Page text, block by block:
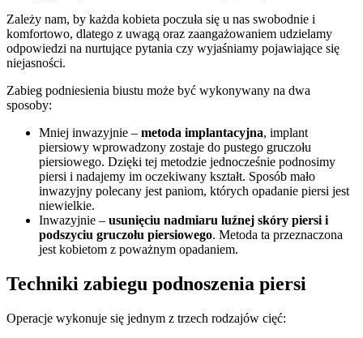
Zależy nam, by każda kobieta poczuła się u nas swobodnie i
komfortowo, dlatego z uwagą oraz zaangażowaniem udzielamy
odpowiedzi na nurtujące pytania czy wyjaśniamy pojawiające się
niejasności.
Zabieg podniesienia biustu może być wykonywany na dwa
sposoby:
Mniej inwazyjnie – metoda implantacyjna, implant
piersiowy wprowadzony zostaje do pustego gruczołu
piersiowego. Dzięki tej metodzie jednocześnie podnosimy
piersi i nadajemy im oczekiwany kształt. Sposób mało
inwazyjny polecany jest paniom, których opadanie piersi jest
niewielkie.
Inwazyjnie – usunięciu nadmiaru luźnej skóry piersi i
podszyciu gruczołu piersiowego. Metoda ta przeznaczona
jest kobietom z poważnym opadaniem.
Techniki zabiegu podnoszenia piersi
Operacje wykonuje się jednym z trzech rodzajów cięć: